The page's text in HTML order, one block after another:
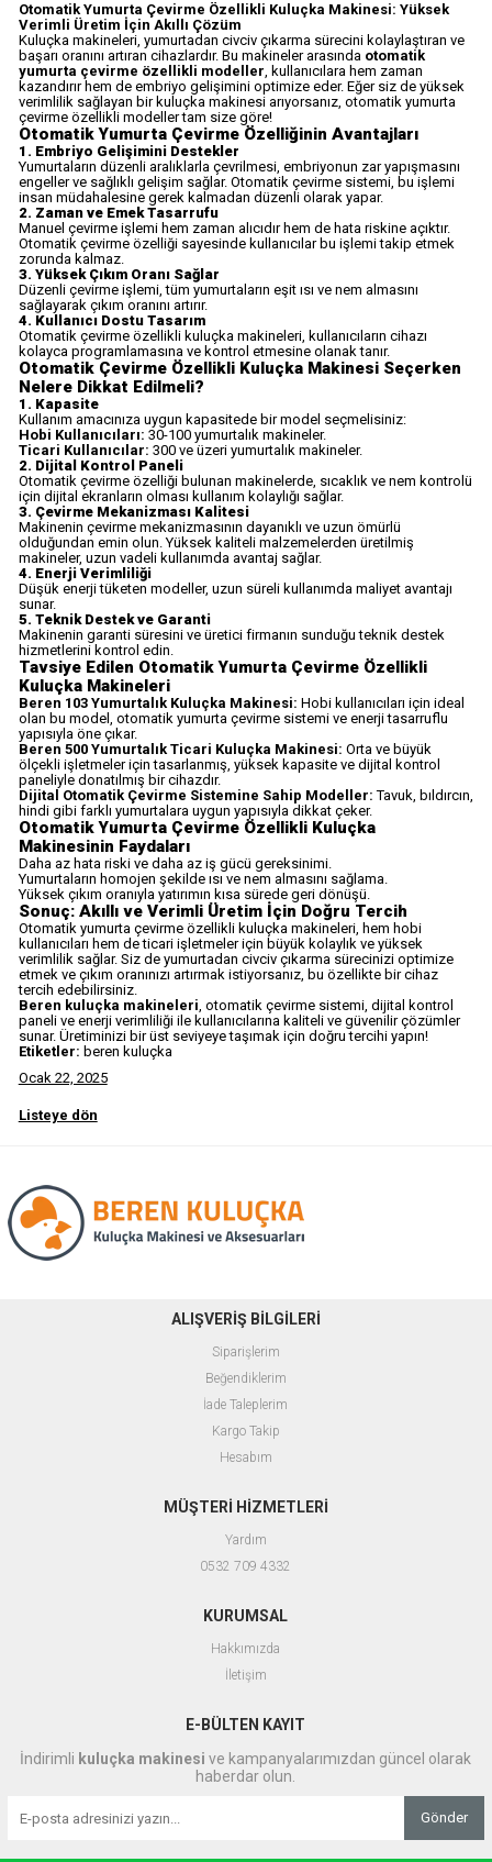
Otomatik Yumurta Çevirme Özellikli Kuluçka Makinesi: Yüksek
Verimli Üretim İçin Akıllı Çözüm
Kuluçka makineleri, yumurtadan civciv çıkarma sürecini kolaylaştıran ve
başarı oranını artıran cihazlardır. Bu makineler arasında otomatik
yumurta çevirme özellikli modeller, kullanıcılara hem zaman
kazandırır hem de embriyo gelişimini optimize eder. Eğer siz de yüksek
verimlilik sağlayan bir kuluçka makinesi arıyorsanız, otomatik yumurta
çevirme özellikli modeller tam size göre!
Otomatik Yumurta Çevirme Özelliğinin Avantajları
1. Embriyo Gelişimini Destekler
Yumurtaların düzenli aralıklarla çevrilmesi, embriyonun zar yapışmasını
engeller ve sağlıklı gelişim sağlar. Otomatik çevirme sistemi, bu işlemi
insan müdahalesine gerek kalmadan düzenli olarak yapar.
2. Zaman ve Emek Tasarrufu
Manuel çevirme işlemi hem zaman alıcıdır hem de hata riskine açıktır.
Otomatik çevirme özelliği sayesinde kullanıcılar bu işlemi takip etmek
zorunda kalmaz.
3. Yüksek Çıkım Oranı Sağlar
Düzenli çevirme işlemi, tüm yumurtaların eşit ısı ve nem almasını
sağlayarak çıkım oranını artırır.
4. Kullanıcı Dostu Tasarım
Otomatik çevirme özellikli kuluçka makineleri, kullanıcıların cihazı
kolayca programlamasına ve kontrol etmesine olanak tanır.
Otomatik Çevirme Özellikli Kuluçka Makinesi Seçerken
Nelere Dikkat Edilmeli?
1. Kapasite
Kullanım amacınıza uygun kapasitede bir model seçmelisiniz:
Hobi Kullanıcıları: 30-100 yumurtalık makineler.
Ticari Kullanıcılar: 300 ve üzeri yumurtalık makineler.
2. Dijital Kontrol Paneli
Otomatik çevirme özelliği bulunan makinelerde, sıcaklık ve nem kontrolü
için dijital ekranların olması kullanım kolaylığı sağlar.
3. Çevirme Mekanizması Kalitesi
Makinenin çevirme mekanizmasının dayanıklı ve uzun ömürlü
olduğundan emin olun. Yüksek kaliteli malzemelerden üretilmiş
makineler, uzun vadeli kullanımda avantaj sağlar.
4. Enerji Verimliliği
Düşük enerji tüketen modeller, uzun süreli kullanımda maliyet avantajı
sunar.
5. Teknik Destek ve Garanti
Makinenin garanti süresini ve üretici firmanın sunduğu teknik destek
hizmetlerini kontrol edin.
Tavsiye Edilen Otomatik Yumurta Çevirme Özellikli
Kuluçka Makineleri
Beren 103 Yumurtalık Kuluçka Makinesi: Hobi kullanıcıları için ideal
olan bu model, otomatik yumurta çevirme sistemi ve enerji tasarruflu
yapısıyla öne çıkar.
Beren 500 Yumurtalık Ticari Kuluçka Makinesi: Orta ve büyük
ölçekli işletmeler için tasarlanmış, yüksek kapasite ve dijital kontrol
paneliyle donatılmış bir cihazdır.
Dijital Otomatik Çevirme Sistemine Sahip Modeller: Tavuk, bıldırcın,
hindi gibi farklı yumurtalara uygun yapısıyla dikkat çeker.
Otomatik Yumurta Çevirme Özellikli Kuluçka
Makinesinin Faydaları
Daha az hata riski ve daha az iş gücü gereksinimi.
Yumurtaların homojen şekilde ısı ve nem almasını sağlama.
Yüksek çıkım oranıyla yatırımın kısa sürede geri dönüşü.
Sonuç: Akıllı ve Verimli Üretim İçin Doğru Tercih
Otomatik yumurta çevirme özellikli kuluçka makineleri, hem hobi
kullanıcıları hem de ticari işletmeler için büyük kolaylık ve yüksek
verimlilik sağlar. Siz de yumurtadan civciv çıkarma sürecinizi optimize
etmek ve çıkım oranınızı artırmak istiyorsanız, bu özellikte bir cihaz
tercih edebilirsiniz.
Beren kuluçka makineleri, otomatik çevirme sistemi, dijital kontrol
paneli ve enerji verimliliği ile kullanıcılarına kaliteli ve güvenilir çözümler
sunar. Üretiminizi bir üst seviyeye taşımak için doğru tercihi yapın!
Etiketler: beren kuluçka
Ocak 22, 2025
Listeye dön
ALIŞVERİŞ BİLGİLERİ
Siparişlerim
Beğendiklerim
İade Taleplerim
Kargo Takip
Hesabım
MÜŞTERİ HİZMETLERİ
Yardım
0532 709 4332
KURUMSAL
Hakkımızda
İletişim
E-BÜLTEN KAYIT
İndirimli kuluçka makinesi ve kampanyalarımızdan güncel olarak
haberdar olun.
Gönder